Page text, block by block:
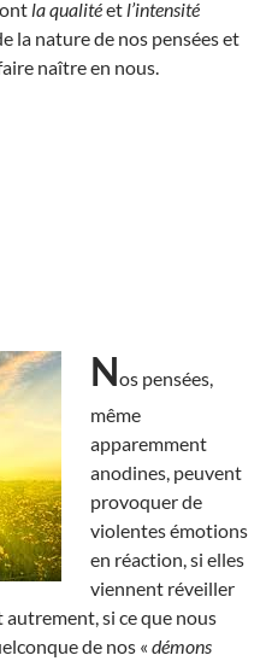
la qualitéet l’intensité
la nature de nos pensées et
naître en nous.
Nos pensées,
même
apparemment
anodines, peuvent
provoquer de
violentes émotions
en réaction, si elles
viennent réveiller
si ce que nous
de nos « démons